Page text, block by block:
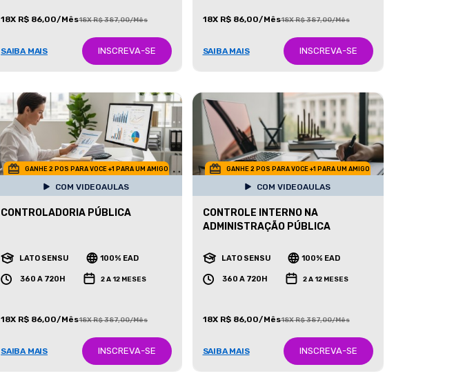
18X R$ 86,00/Mês18X R$ 387,00/Mês
SAIBA MAIS INSCREVA-SE
18X R$ 86,00/Mês18X R$ 387,00/Mês
SAIBA MAIS INSCREVA-SE
GANHE 2 POS PARA VOCE +1 PARA UM AMIGO
COM VIDEOAULAS
CONTROLADORIA PÚBLICA
LATO SENSU 100% EAD
360 A 720H 2 A 12 MESES
18X R$ 86,00/Mês18X R$ 387,00/Mês
SAIBA MAIS INSCREVA-SE
GANHE 2 POS PARA VOCE +1 PARA UM AMIGO
COM VIDEOAULAS
CONTROLE INTERNO NA
ADMINISTRAÇÃO PÚBLICA
LATO SENSU 100% EAD
360 A 720H 2 A 12 MESES
18X R$ 86,00/Mês18X R$ 387,00/Mês
SAIBA MAIS INSCREVA-SE